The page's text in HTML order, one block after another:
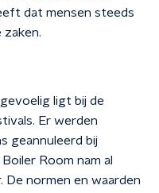
dat mensen steeds
ligt bij de
Er werden
geannuleerd bij
Room nam al
De normen en waarden